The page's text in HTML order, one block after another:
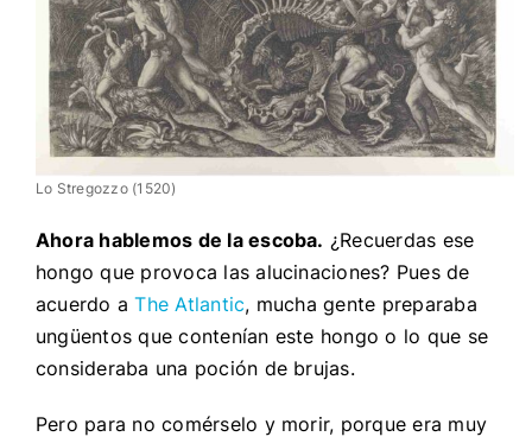
Lo Stregozzo (1520)
Ahora hablemos de la escoba. ¿Recuerdas ese
hongo que provoca las alucinaciones? Pues de
acuerdo aThe Atlantic, mucha gente preparaba
ungüentos que contenían este hongo o lo que se
consideraba una poción de brujas.
Pero para no comérselo y morir, porque era muy